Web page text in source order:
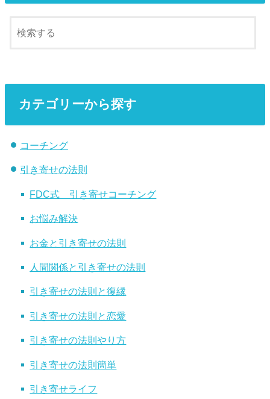
カテゴリーから探す
コーチング
引き寄せの法則
FDC式 引き寄せコーチング
お悩み解決
お金と引き寄せの法則
人間関係と引き寄せの法則
引き寄せの法則と復縁
引き寄せの法則と恋愛
引き寄せの法則やり方
引き寄せの法則簡単
引き寄せライフ